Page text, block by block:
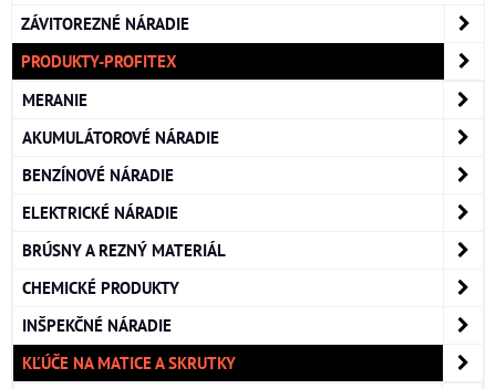
ZÁVITOREZNÉ NÁRADIE
PRODUKTY-PROFITEX
MERANIE
AKUMULÁTOROVÉ NÁRADIE
BENZÍNOVÉ NÁRADIE
ELEKTRICKÉ NÁRADIE
BRÚSNY A REZNÝ MATERIÁL
CHEMICKÉ PRODUKTY
INŠPEKČNÉ NÁRADIE
KĽÚČE NA MATICE A SKRUTKY